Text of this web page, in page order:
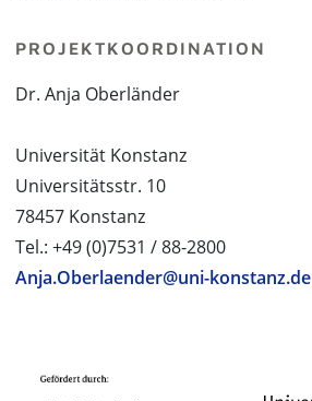
PROJEKTKOORDINATION
Dr. Anja Oberländer
Universität Konstanz
Universitätsstr. 10
78457 Konstanz
Tel.: +49 (0)7531 / 88-2800
Anja.Oberlaender@uni-konstanz.de